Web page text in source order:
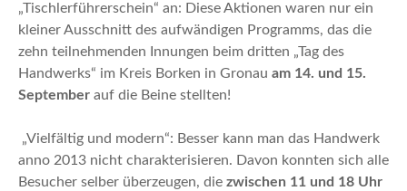
„Tischlerführerschein“ an: Diese Aktionen waren nur ein
kleiner Ausschnitt des aufwändigen Programms, das die
zehn teilnehmenden Innungen beim dritten „Tag des
Handwerks“ im Kreis Borken in Gronau am 14. und 15.
September auf die Beine stellten!
„Vielfältig und modern“: Besser kann man das Handwerk
anno 2013 nicht charakterisieren. Davon konnten sich alle
Besucher selber überzeugen, die zwischen 11 und 18 Uhr